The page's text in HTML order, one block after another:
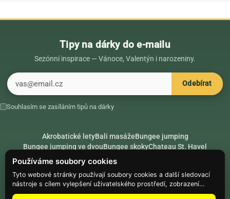
Používáme soubory cookies
Tyto webové stránky používají soubory cookies a další sledovací
nástroje s cílem vylepšení uživatelského prostředí, zobrazení
přizpůsobeného obsahu a reklam, analýzy návštěvnosti webových
Tipy na dárky do e-mailu
Sezónní inspirace — Vánoce, Valentýn i narozeniny.
Odebírat
Souhlasím se zasíláním tipů na dárky
Akrobatické letyBali masážeBungee jumping
Bungee jumping ve dvouBungee skokyChateau St. Havel
Dárek k 18. narozeninám
Dárek k 40. narozeninám
RádceSecret SantaSložte se na dárek
PARTNEŘIHike.placeClimbing.place